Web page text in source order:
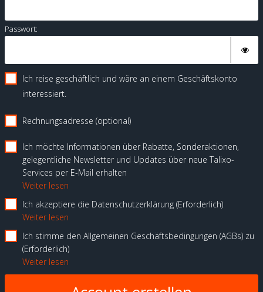
Passwort:
Ich reise geschäftlich und wäre an einem Geschäftskonto
interessiert.
Rechnungsadresse (optional)
Ich möchte Informationen über Rabatte, Sonderaktionen,
gelegentliche Newsletter und Updates über neue Talixo-
Services per E-Mail erhalten
Weiter lesen
Ich akzeptiere die Datenschutzerklärung Erforderlich
Weiter lesen
Ich stimme den Allgemeinen Geschäftsbedingungen (AGBs) zu
Erforderlich
Weiter lesen